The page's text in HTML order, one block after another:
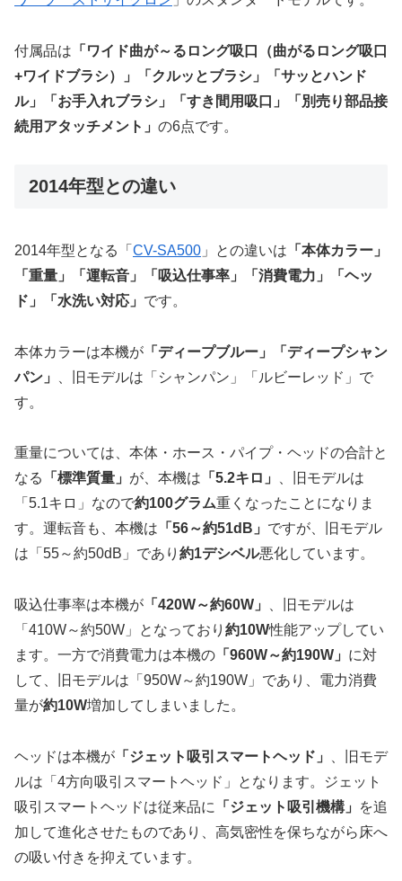
付属品は 「ワイド曲が～るロング吸口（曲がるロング吸口
+ワイドブラシ）」「クルッとブラシ」「サッとハンド
ル」「お手入れブラシ」「すき間用吸口」「別売り部品接
続用アタッチメント」 の6点です。
2014年型との違い
2014年型となる「 CV-SA500 」との違いは 「本体カラー」
「重量」「運転音」「吸込仕事率」「消費電力」「ヘッ
ド」「水洗い対応」 です。
本体カラーは本機が 「ディープブルー」「ディープシャン
パン」
、旧モデルは「シャンパン」「ルビーレッド」で
す。
重量については、本体・ホース・パイプ・ヘッドの合計と
なる
「標準質量」 が、本機は 「5.2キロ」
、旧モデルは
「5.1キロ」なので約100グラム重くなったことになりま
す。運転音も、本機は 「56～約51dB」 ですが、旧モデル
は「55～約50dB」であり 約1デシベル悪化しています。
吸込仕事率は本機が 「420W～約60W」
、旧モデルは
「410W～約50W」となっており 約10W性能アップしてい
ます。一方で消費電力は本機の 「960W～約190W」 に対
して、旧モデルは「950W～約190W」であり、電力消費
量が約10W増加してしまいました。
ヘッドは本機が 「ジェット吸引スマートヘッド」
、旧モデ
ルは「4方向吸引スマートヘッド」となります。ジェット
吸引スマートヘッドは従来品に
「ジェット吸引機構」
を追
加して進化させたものであり、高気密性を保ちながら床へ
の吸い付きを抑えています。